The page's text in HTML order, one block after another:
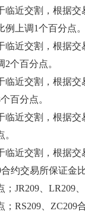
临近交割，根据交
例上调1个百分点
临近交割，根据交
2个百分点。
临近交割，根据交
百分点。
临近交割，根据
临近交割，根据
合约交易所保证
；JR209、LR209
；RS209、ZC209